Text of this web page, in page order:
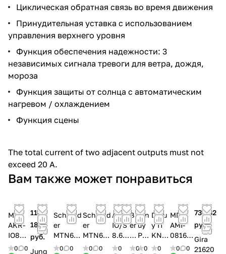
Циклическая обратная связь во время движения
Принудительная уставка с использованием
управления верхнего уровня
Функция обеспечения надежности: 3
независимых сигнала тревоги для ветра, дождя,
мороза
Функция защиты от солнца с автоматическим
нагревом / охлаждением
Функция сцены
The total current of two adjacent outputs must not
exceed 20 A.
Вам также может понравиться
MDT
AKR-
IO86.
01S
0
0
114
180
руб.
Jung
Schneid
er
MTN647
393
0
0
Schneid
er
MTN647
893
0
0
ABB
IO/S
8.6.1
.10
B
er
ke
r 0
Din
uy
PE
K5
0
Dinu
y IT
KNT
004
0
MDT
AMI-
0816.0
2 0
0
73 852
руб.
Gira
21620